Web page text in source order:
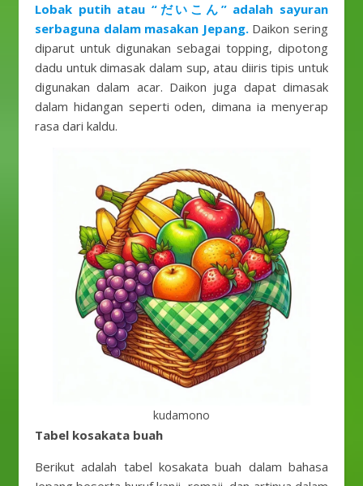
Lobak putih atau “だいこん” adalah sayuran
serbaguna dalam masakan Jepang. Daikon sering
diparut untuk digunakan sebagai topping, dipotong
dadu untuk dimasak dalam sup, atau diiris tipis untuk
digunakan dalam acar. Daikon juga dapat dimasak
dalam hidangan seperti oden, dimana ia menyerap
rasa dari kaldu.
kudamono
Tabel kosakata buah
Berikut adalah tabel kosakata buah dalam bahasa